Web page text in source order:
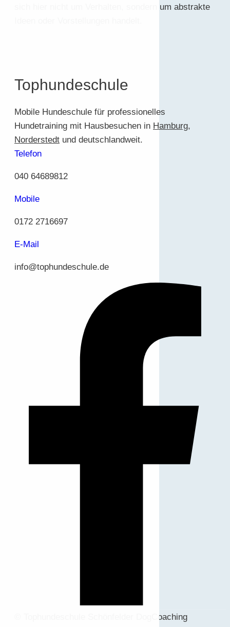
sich hier nicht um Verhalten, sondern um abstrakte
Tophundeschule
Mobile Hundeschule für professionelles
Hundetraining mit Hausbesuchen in Hamburg,
Norderstedt und deutschlandweit.
Telefon
040 64689812
Mobile
0172 2716697
E-Mail
info@tophundeschule.de
© Tophundeschule Schönfelder DogCoaching